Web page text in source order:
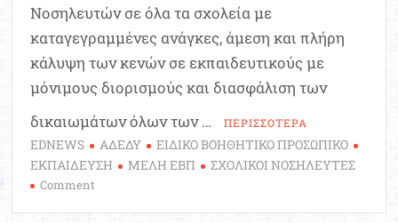
Νοσηλευτών σε όλα τα σχολεία με
καταγεγραμμένες ανάγκες, άμεση και πλήρη
κάλυψη των κενών σε εκπαιδευτικούς με
μόνιμους διορισμούς και διασφάλιση των
δικαιωμάτων όλων των …
ΠΕΡΙΣΣΟΤΕΡΑ
EDNEWS ΑΔΕΔΥ
ΕΙΔΙΚΟ ΒΟΗΘΗΤΙΚΟ ΠΡΟΣΩΠΙΚΟ
ΕΚΠΑΙΔΕΥΣΗ
ΜΕΛΗ ΕΒΠ ΣΧΟΛΙΚΟΙ ΝΟΣΗΛΕΥΤΕΣ
Comment